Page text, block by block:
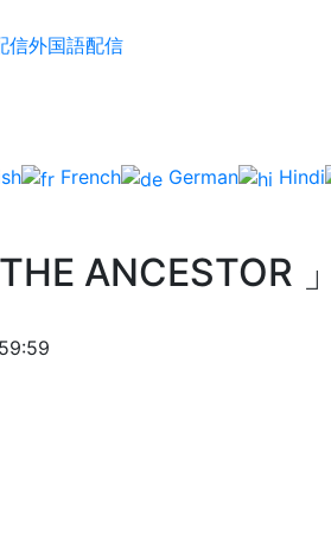
信外国語配信
French German Hindi
ANCESTOR 」